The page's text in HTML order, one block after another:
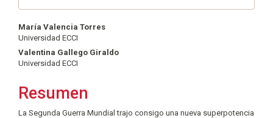
Contenido
principal
del
artículo
María Valencia Torres
Universidad ECCI
Valentina Gallego Giraldo
Universidad ECCI
Resumen
La Segunda Guerra Mundial trajo consigo una nueva superpotencia